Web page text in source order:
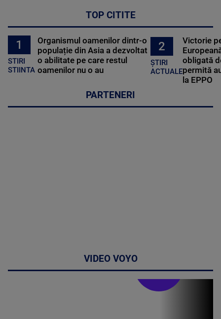
TOP CITITE
1
STIRI
STIINTA
Organismul oamenilor dintr-o
populație din Asia a dezvoltat
o abilitate pe care restul
oamenilor nu o au
2
ȘTIRI
ACTUALE
Victorie
obligată
permită
la EPPO
PARTENERI
VIDEO VOYO